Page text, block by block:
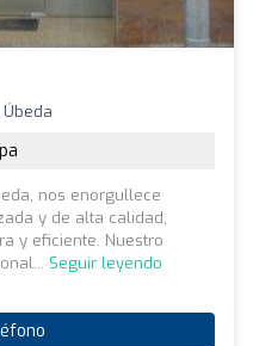
nos enorgullece
y de alta calidad,
y eficiente. Nuestro
Seguir leyendo